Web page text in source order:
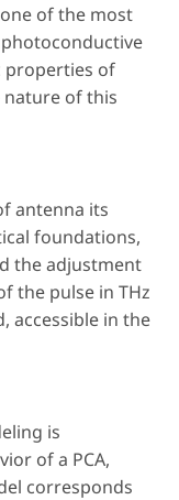
of the most
properties of
of this
antenna its
foundations,
the adjustment
the pulse in THz
accessible in the
is
of a PCA,
corresponds